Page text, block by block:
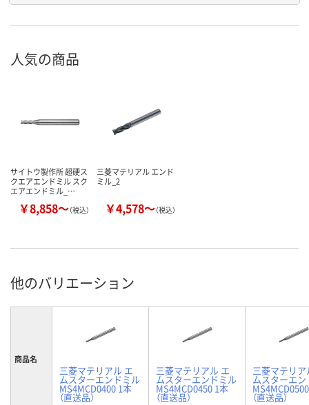
人気の商品
サイトウ製作所 超硬ス
クエアエンドミル スク
エアエンドミル_…
￥8,858～（税込）
三菱マテリアル エンド
ミル_2
￥4,578～（税込）
他のバリエーション
商品名
三菱マテリアル エ
ムスターエンドミル
MS4MCD0400 1本
（直送品）
三菱マテリアル エ
ムスターエンドミル
MS4MCD0450 1本
（直送品）
三菱マテリア
ムスターエ
（直送品）